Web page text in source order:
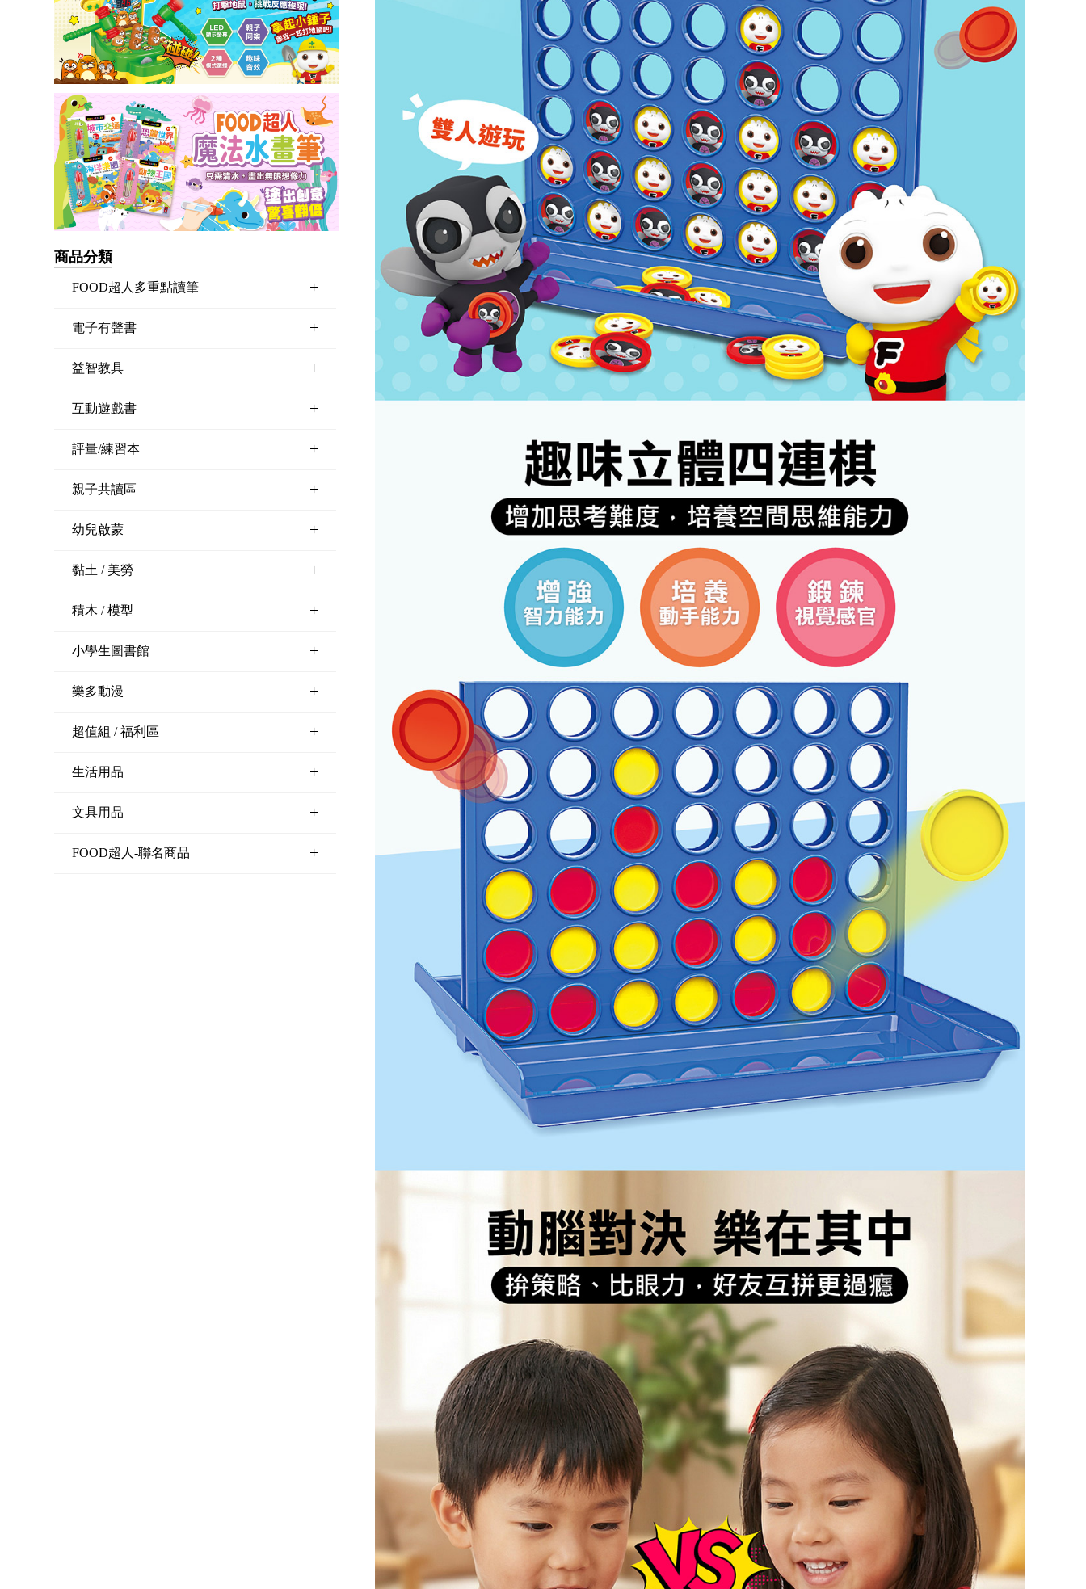
商品分類
FOOD超人多重點讀筆 +
電子有聲書 +
益智教具 +
互動遊戲書 +
評量/練習本 +
親子共讀區 +
幼兒啟蒙 +
黏土 / 美勞 +
積木 / 模型 +
小學生圖書館 +
樂多動漫 +
超值組 / 福利區 +
生活用品 +
文具用品 +
FOOD超人-聯名商品 +